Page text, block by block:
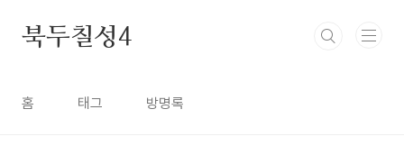
북두칠성4
홈 태그 방명록